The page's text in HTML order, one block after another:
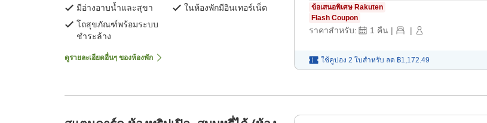
มีอ่างอาบน้ำและสุขา
ในห้องพักมีอินเทอร์เน็ต
โถสุขภัณฑ์พร้อมระบบ
ชำระล้าง
ดูรายละเอียดอื่นๆ ของห้องพัก
ข้อเสนอพิเศษ Rakuten
Flash Coupon
ราคาสำหรับ: 1 คืน | |
ใช้คูปอง 2 ใบสำหรับ ลด ฿1,172.49